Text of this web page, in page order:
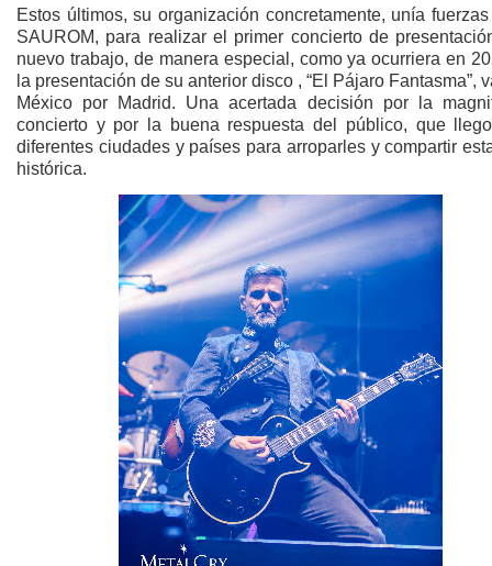
Estos últimos, su organización concretamente, unía
SAUROM, para realizar el primer concierto de
nuevo trabajo, de manera especial, como ya ocurriera en
la presentación de su anterior disco , “El Pájaro Fantasma”,
México por Madrid. Una acertada decisión por la
concierto y por la buena respuesta del público, que
diferentes ciudades y países para arroparles y compartir
histórica.